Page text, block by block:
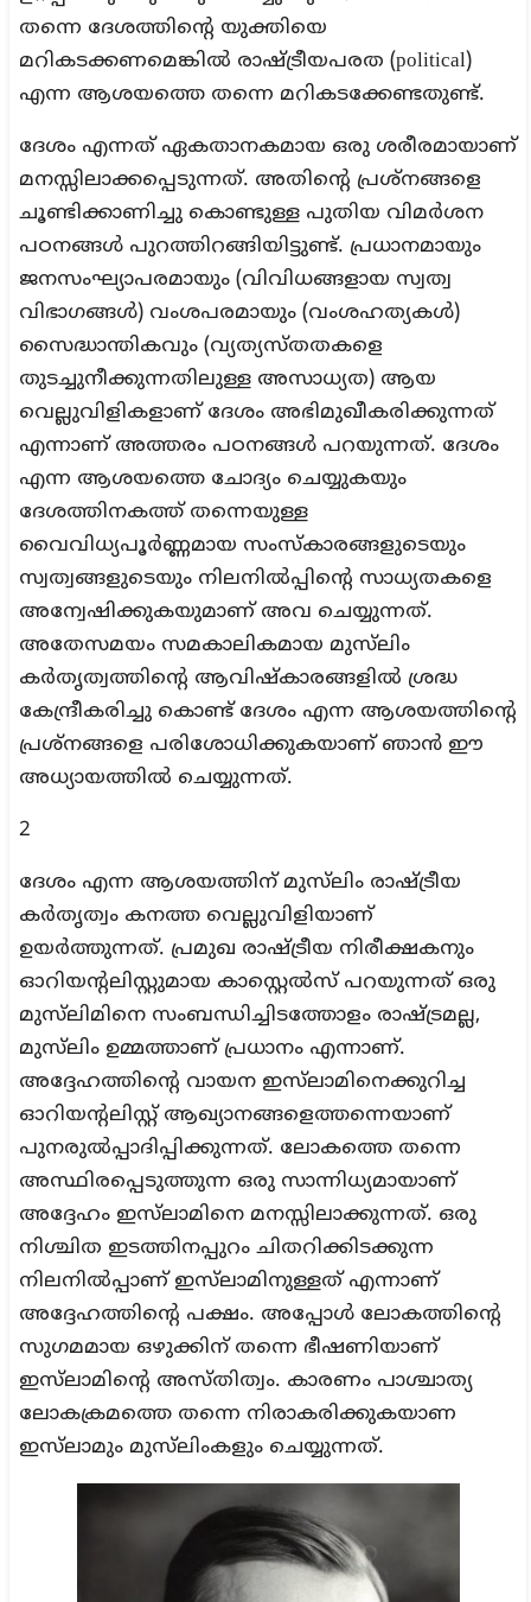
തന്നെ ദേശത്തിന്റെ യുക്തിയെ
മറികടക്കണമെങ്കില്‍ രാഷ്ട്രീയപരത (political)
എന്ന ആശയത്തെ തന്നെ മറികടക്കേണ്ടതുണ്ട്.
ദേശം എന്നത് ഏകതാനകമായ ഒരു ശരീരമായാണ്
മനസ്സിലാക്കപ്പെടുന്നത്. അതിന്റെ പ്രശ്‌നങ്ങളെ
ചൂണ്ടിക്കാണിച്ചു കൊണ്ടുള്ള പുതിയ വിമര്‍ശന
പഠനങ്ങള്‍ പുറത്തിറങ്ങിയിട്ടുണ്ട്. പ്രധാനമായും
ജനസംഘ്യാപരമായും (വിവിധങ്ങളായ സ്വത്വ
വിഭാഗങ്ങള്‍) വംശപരമായും (വംശഹത്യകള്‍)
സൈദ്ധാന്തികവും (വ്യത്യസ്തതകളെ
തുടച്ചുനീക്കുന്നതിലുള്ള അസാധ്യത) ആയ
വെല്ലുവിളികളാണ് ദേശം അഭിമുഖീകരിക്കുന്നത്
എന്നാണ് അത്തരം പഠനങ്ങള്‍ പറയുന്നത്. ദേശം
എന്ന ആശയത്തെ ചോദ്യം ചെയ്യുകയും
ദേശത്തിനകത്ത് തന്നെയുള്ള
വൈവിധ്യപൂര്‍ണ്ണമായ സംസ്‌കാരങ്ങളുടെയും
സ്വത്വങ്ങളുടെയും നിലനില്‍പ്പിന്റെ സാധ്യതകളെ
അന്വേഷിക്കുകയുമാണ് അവ ചെയ്യുന്നത്.
അതേസമയം സമകാലികമായ മുസ്‌ലിം
കര്‍തൃത്വത്തിന്റെ ആവിഷ്‌കാരങ്ങളില്‍ ശ്രദ്ധ
കേന്ദ്രീകരിച്ചു കൊണ്ട് ദേശം എന്ന ആശയത്തിന്റെ
പ്രശ്‌നങ്ങളെ പരിശോധിക്കുകയാണ് ഞാന്‍ ഈ
അധ്യായത്തില്‍ ചെയ്യുന്നത്.
2
ദേശം എന്ന ആശയത്തിന് മുസ്‌ലിം രാഷ്ട്രീയ
കര്‍തൃത്വം കനത്ത വെല്ലുവിളിയാണ്
ഉയര്‍ത്തുന്നത്. പ്രമുഖ രാഷ്ട്രീയ നിരീക്ഷകനും
ഓറിയന്റലിസ്റ്റുമായ കാസ്റ്റെല്‍സ് പറയുന്നത് ഒരു
മുസ്‌ലിമിനെ സംബന്ധിച്ചിടത്തോളം രാഷ്ട്രമല്ല,
മുസ്‌ലിം ഉമ്മത്താണ് പ്രധാനം എന്നാണ്.
അദ്ദേഹത്തിന്റെ വായന ഇസ്‌ലാമിനെക്കുറിച്ച
ഓറിയന്റലിസ്റ്റ് ആഖ്യാനങ്ങളെത്തന്നെയാണ്
പുനരുല്‍പ്പാദിപ്പിക്കുന്നത്. ലോകത്തെ തന്നെ
അസ്ഥിരപ്പെടുത്തുന്ന ഒരു സാന്നിധ്യമായാണ്
അദ്ദേഹം ഇസ്‌ലാമിനെ മനസ്സിലാക്കുന്നത്. ഒരു
നിശ്ചിത ഇടത്തിനപ്പുറം ചിതറിക്കിടക്കുന്ന
നിലനില്‍പ്പാണ് ഇസ്‌ലാമിനുള്ളത് എന്നാണ്
അദ്ദേഹത്തിന്റെ പക്ഷം. അപ്പോള്‍ ലോകത്തിന്റെ
സുഗമമായ ഒഴുക്കിന് തന്നെ ഭീഷണിയാണ്
ഇസ്‌ലാമിന്റെ അസ്തിത്വം. കാരണം പാശ്ചാത്യ
ലോകക്രമത്തെ തന്നെ നിരാകരിക്കുകയാണ
ഇസ്‌ലാമും മുസ്‌ലിംകളും ചെയ്യുന്നത്.